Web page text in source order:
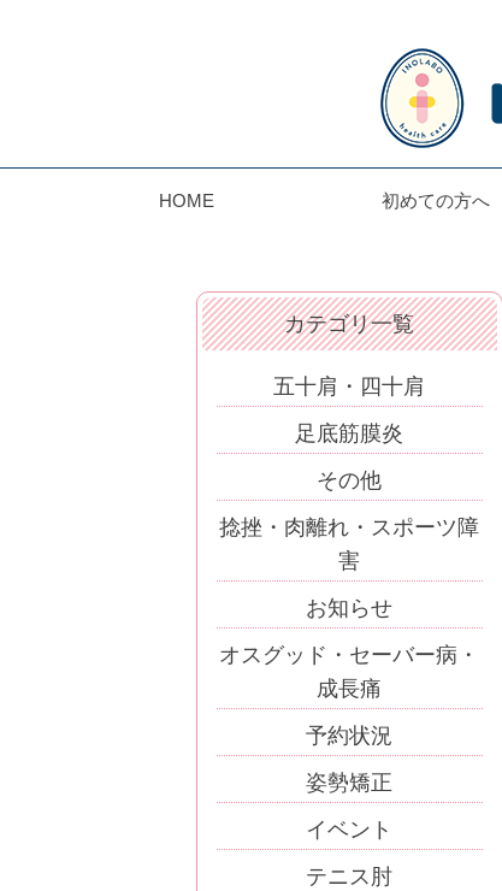
HOME 初めての方へ
カテゴリ一覧
五十肩・四十肩
足底筋膜炎
その他
捻挫・肉離れ・スポーツ障
害
お知らせ
オスグッド・セーバー病・
成長痛
予約状況
姿勢矯正
イベント
テニス肘